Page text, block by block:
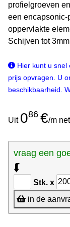
profielgroeven
een encapsonic-
oppervlakte
Schijven tot
Hier kunt u snel
prijs opvragen. U
beschikbaarheid.
Uit 086 €/m
vraag een
⮮
Stk. x
in de